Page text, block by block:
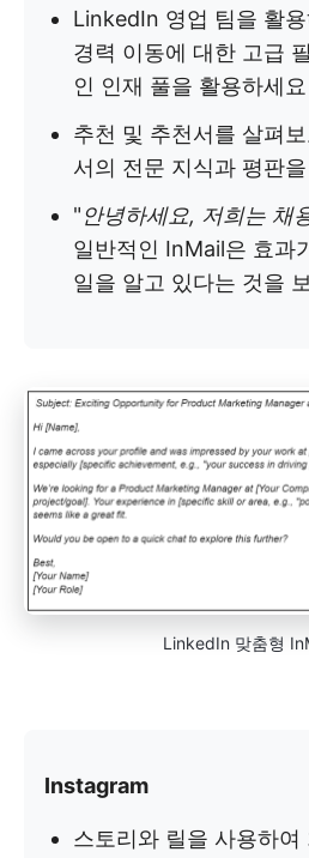
LinkedIn 영업 팀을 활
경력 이동에 대한 고급
인 인재 풀을 활용하세요
추천 및 추천서를 살펴
서의 전문 지식과 평판
"안녕하세요, 저희는 채
일반적인 InMail은 효과
일을 알고 있다는 것을
LinkedIn 맞춤형
Instagram
스토리와 릴을 사용하여